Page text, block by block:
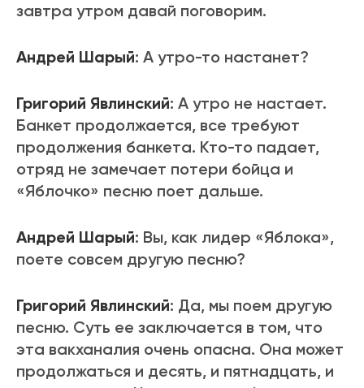
завтра утром давай поговорим.
Андрей Шарый: А утро-то настанет?
Григорий Явлинский: А утро не настает.
Банкет продолжается, все требуют
продолжения банкета. Кто-то падает,
отряд не замечает потери бойца и
«Яблочко» песню поет дальше.
Андрей Шарый: Вы, как лидер «Яблока»,
поете совсем другую песню?
Григорий Явлинский: Да, мы поем другую
песню. Суть ее заключается в том, что
эта вакханалия очень опасна. Она может
продолжаться и десять, и пятнадцать, и